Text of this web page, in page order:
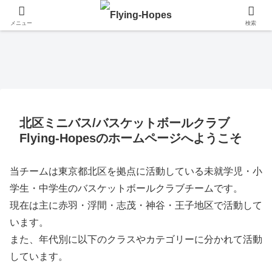
北区ミニバス/バスケットボールクラブ
Flying-Hopesのホームページへようこそ
当チームは東京都北区を拠点に活動している未就学児・小
学生・中学生のバスケットボールクラブチームです。
現在は主に赤羽・浮間・志茂・神谷・王子地区で活動して
います。
また、年代別に以下のクラスやカテゴリーに分かれて活動
しています。
メニュー 検索